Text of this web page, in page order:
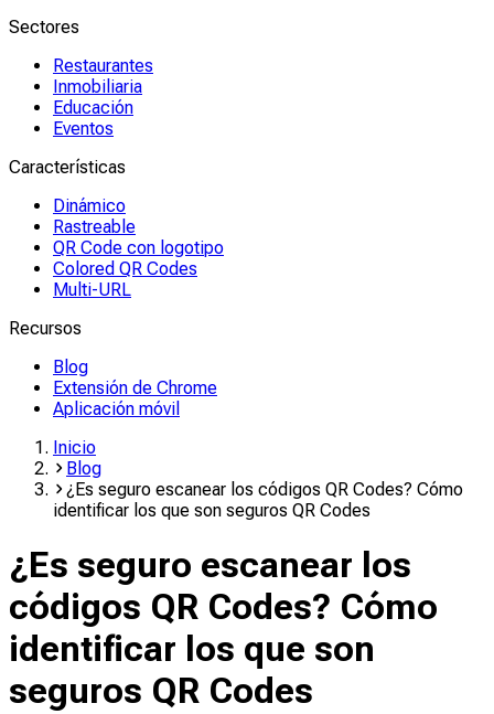
Sectores
Restaurantes
Inmobiliaria
Educación
Eventos
Características
Dinámico
Rastreable
QR Code con logotipo
Colored QR Codes
Multi-URL
Recursos
Blog
Extensión de Chrome
Aplicación móvil
Inicio
Blog
¿Es seguro escanear los códigos QR Codes? Cómo
identificar los que son seguros QR Codes
¿Es seguro escanear los
códigos QR Codes? Cómo
identificar los que son
seguros QR Codes